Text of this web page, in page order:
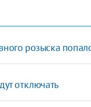
розыска
отключать